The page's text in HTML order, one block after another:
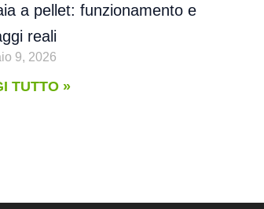
a pellet: funzionamento e
reali
9, 2026
TUTTO »